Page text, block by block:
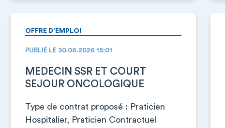
OFFRE D’EMPLOI
PUBLIÉ LE 30.06.2026 15:01
MEDECIN SSR ET COURT
SEJOUR ONCOLOGIQUE
Type de contrat proposé : Praticien
Hospitalier, Praticien Contractuel